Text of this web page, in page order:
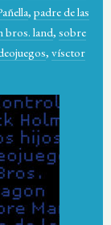
, padre de las
bros. land, sobre
, vísctor